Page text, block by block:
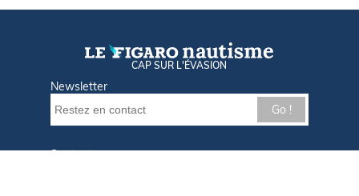
CAP SUR L'ÉVASION
Newsletter
Go !
Contactez-nous